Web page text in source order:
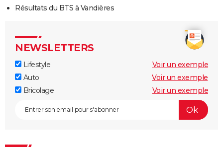
Résultats du BTS à Vandières
NEWSLETTERS
Lifestyle
Voir un exemple
Auto
Voir un exemple
Bricolage
Voir un exemple